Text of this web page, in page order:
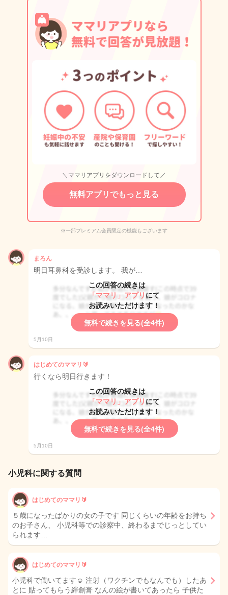
＼ママリアプリをダウンロードして／
無料アプリでもっと見る
※一部プレミアム会員限定の機能もございます
まろん
明日耳鼻科を受診します。 我が…
この回答の続きは
「ママリ」アプリ にて
お読みいただけます！
無料で続きを見る(全4件)
5月10日
はじめてのママリ🔰
行くなら明日行きます！
この回答の続きは
「ママリ」アプリ にて
お読みいただけます！
無料で続きを見る(全4件)
5月10日
小児科に関する質問
はじめてのママリ🔰
５歳になったばかりの女の子です 同じくらいの年齢をお持ち
のお子さん、 小児科等での診察中、終わるまでじっとしてい
られます…
はじめてのママリ🔰
小児科で働いてます☺️ 注射（ワクチンでもなんでも）したあ
とに 貼ってもらう絆創膏 なんの絵が書いてあったら 子供た